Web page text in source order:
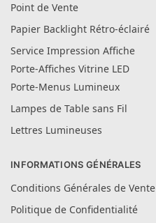
Point de Vente
Papier Backlight Rétro-éclairé
Service Impression Affiche
Porte-Affiches Vitrine LED
Porte-Menus Lumineux
Lampes de Table sans Fil
Lettres Lumineuses
INFORMATIONS GÉNÉRALES
Conditions Générales de Vente
Politique de Confidentialité